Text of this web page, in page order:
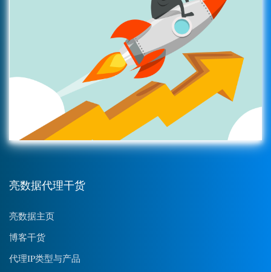
亮数据代理干货
亮数据主页
博客干货
代理IP类型与产品